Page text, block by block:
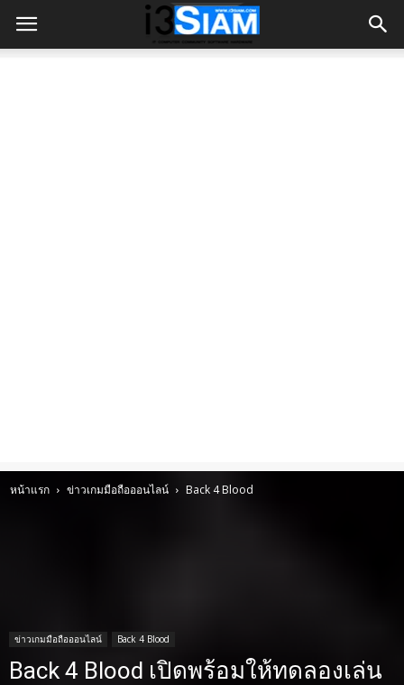
หน้าแรก ข่าวเกมมือถือออนไลน์ Back 4 Blood
ข่าวเกมมือถือออนไลน์ Back 4 Blood
Back 4 Blood เปิดพร้อมให้ทดลองเล่น